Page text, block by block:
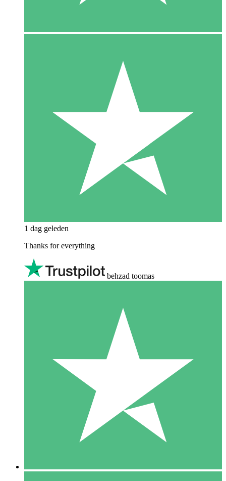
1 dag geleden
Thanks for everything
behzad toomas